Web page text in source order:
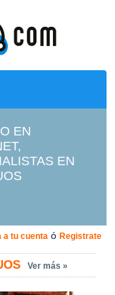
EN
EN
a tu cuenta ó Registrate
Ver más »